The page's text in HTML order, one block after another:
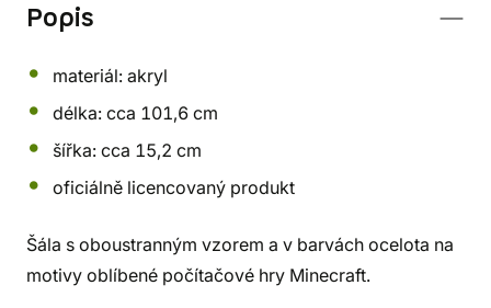
Popis
materiál: akryl
délka: cca 101,6 cm
šířka: cca 15,2 cm
oficiálně licencovaný produkt
Šála s oboustranným vzorem a v barvách ocelota na
motivy oblíbené počítačové hry Minecraft.